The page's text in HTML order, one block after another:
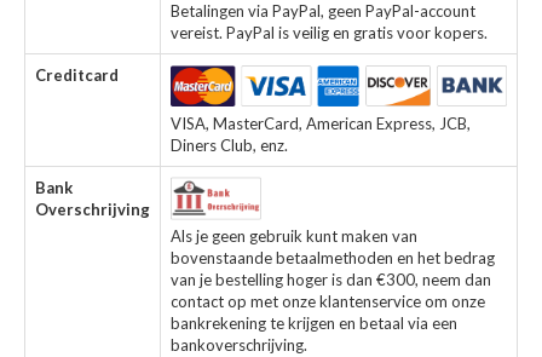
Betalingen via PayPal, geen PayPal-account
vereist. PayPal is veilig en gratis voor kopers.
Creditcard
VISA, MasterCard, American Express, JCB,
Diners Club, enz.
Bank
Overschrijving
Als je geen gebruik kunt maken van
bovenstaande betaalmethoden en het bedrag
van je bestelling hoger is dan €300, neem dan
contact op met onze klantenservice om onze
bankrekening te krijgen en betaal via een
bankoverschrijving.